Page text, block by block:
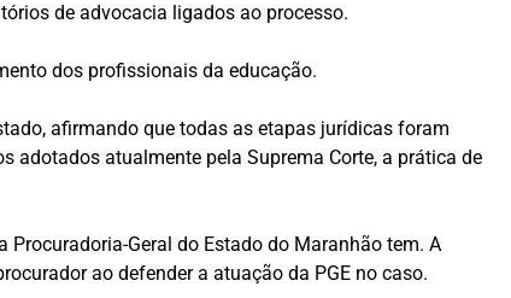
de advocacia ligados ao processo.
dos profissionais da educação.
afirmando que todas as etapas jurídicas foram
adotados atualmente pela Suprema Corte, a prática de
Geral do Estado do Maranhão tem. A
ao defender a atuação da PGE no caso.